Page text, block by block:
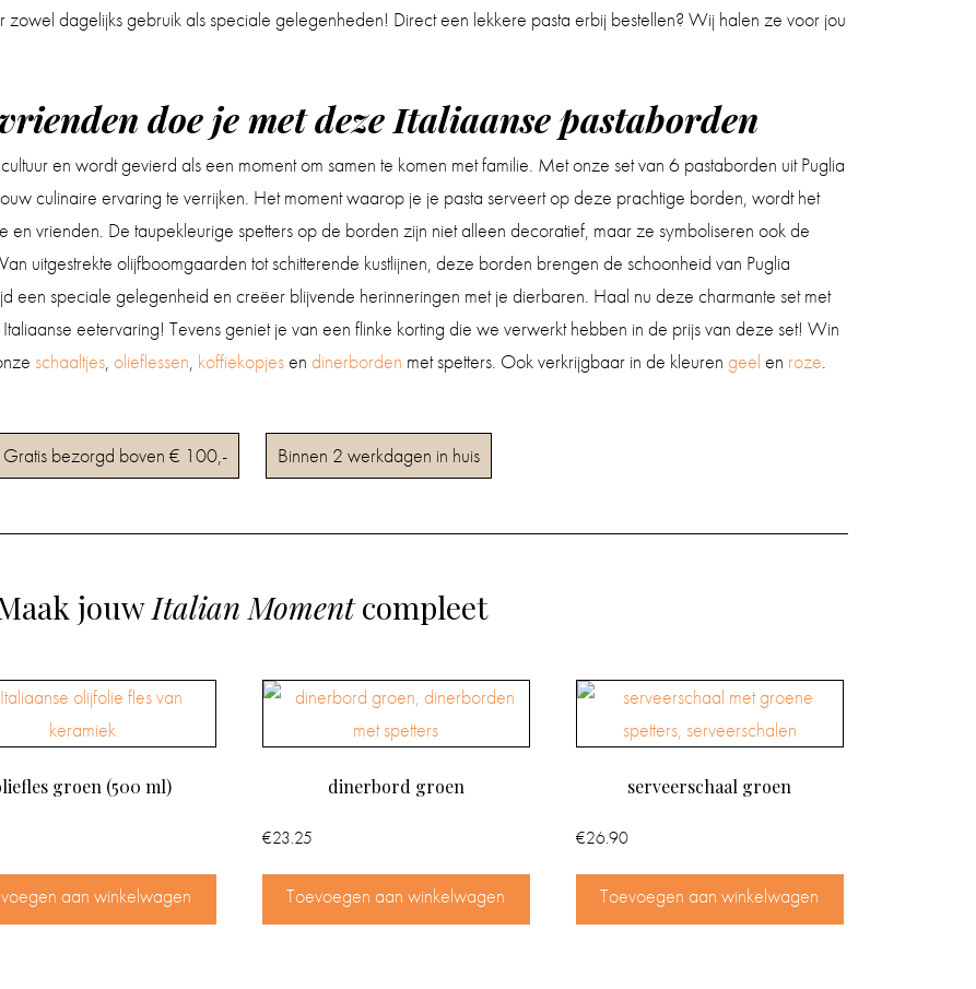
zowel dagelijks gebruik als speciale gelegenheden! Direct een lekkere pasta erbij bestellen? Wij halen ze voor jou
doe je met deze Italiaanse pastaborden
en wordt gevierd als een moment om samen te komen met familie. Met onze set van 6 pastaborden uit Puglia
culinaire ervaring te verrijken. Het moment waarop je je pasta serveert op deze prachtige borden, wordt het
en vrienden. De taupekleurige spetters op de borden zijn niet alleen decoratief, maar ze symboliseren ook de
uitgestrekte olijfboomgaarden tot schitterende kustlijnen, deze borden brengen de schoonheid van Puglia
een speciale gelegenheid en creëer blijvende herinneringen met je dierbaren. Haal nu deze charmante set met
eetervaring! Tevens geniet je van een flinke korting die we verwerkt hebben in de prijs van deze set! Win
schaaltjes, olieflessen, koffiekopjesen dinerborden met spetters. Ook verkrijgbaar in de kleuren geel en roze.
Gratis bezorgd boven € 100,- Binnen 2 werkdagen in huis
jouwItalian Momentcompleet
groen (500 ml)
aan winkelwagen
dinerbord groen
€23.25
Toevoegen aan winkelwagen
serveerschaal groen
€26.90
Toevoegen aan winkelwagen